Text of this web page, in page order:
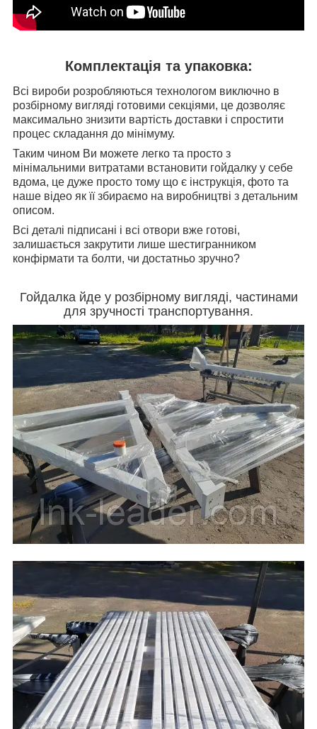
Комплектація та упаковка:
Всі вироби розробляються технологом виключно в
розбірному вигляді готовими секціями, це дозволяє
максимально знизити вартість доставки і спростити
процес складання до мінімуму.
Таким чином Ви можете легко та просто з
мінімальними витратами встановити гойдалку у себе
вдома, це дуже просто тому що є інструкція, фото та
наше відео як її збираємо на виробництві з детальним
описом.
Всі деталі підписані і всі отвори вже готові,
залишається закрутити лише шестигранником
конфірмати та болти, чи достатньо зручно?
Гойдалка йде у розбірному вигляді, частинами
для зручності транспортування.